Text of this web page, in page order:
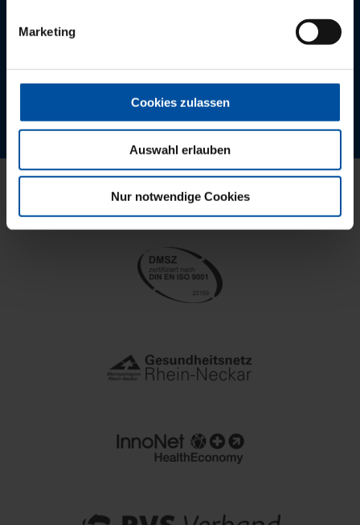
Marketing
Cookies zulassen
Auswahl erlauben
Nur notwendige Cookies
AGB
PVS Südwest. Zertifiziert. Ausgezeichnet.
Anerkannt.